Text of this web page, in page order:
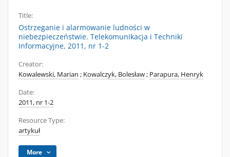
Title:
Ostrzeganie i alarmowanie ludności w
niebezpieczeństwie. Telekomunikacja i Techniki
Informacyjne, 2011, nr 1-2
Creator:
Kowalewski, Marian ; Kowalczyk, Bolesław; Parapura, Henryk
Date:
2011, nr 1-2
Resource Type:
artykuł
More